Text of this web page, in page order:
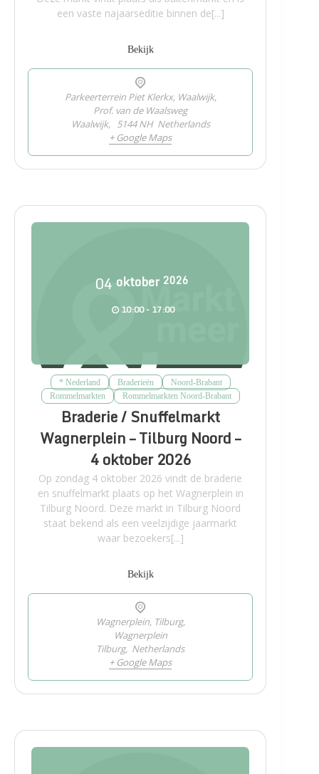
een vaste najaarseditie binnen de[...]
Bekijk
Parkeerterrein Piet Klerkx, Waalwijk,
Prof. van de Waalsweg
Waalwijk, 5144 NH Netherlands
+ Google Maps
04 oktober 2026
10:00 - 17:00
* Nederland Braderieën
Noord-Brabant
Rommelmarkten
Rommelmarkten Noord-Brabant
Braderie / Snuffelmarkt
Wagnerplein – Tilburg Noord –
4 oktober 2026
Op zondag 4 oktober 2026 vindt de braderie
en snuffelmarkt plaats op het Wagnerplein in
Tilburg Noord. Deze markt in Tilburg Noord
staat bekend als een veelzijdige jaarmarkt
waar bezoekers[...]
Bekijk
Wagnerplein, Tilburg,
Wagnerplein
Tilburg, Netherlands
+ Google Maps